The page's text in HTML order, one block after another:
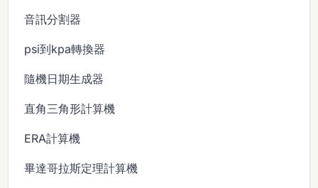
音訊分割器
psi到kpa轉換器
隨機日期生成器
直角三角形計算機
ERA計算機
畢達哥拉斯定理計算機